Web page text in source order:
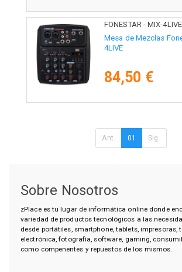
FONESTAR - MIX-4LIVE
Mesa de Mezclas
4LIVE
84,50 €
Ant. 01 Sig.
Sobre Nosotros
zPlace es tu lugar de informática online donde
variedad de productos tecnológicos a las
desde portátiles, smartphone, tablets, impresoras,
electrónica, fotografía, software, gaming,
como compenentes y repuestos de los mismos.